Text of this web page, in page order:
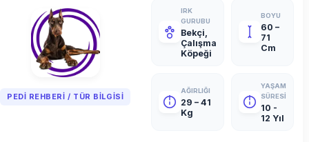
PEDI REHBERI / TÜR BILGISI
IRK
GURUBU
Bekçi,
Çalışma
Köpeği
BOYU
60 –
71
Cm
AĞIRLIĞI
29 – 41
Kg
YAŞAM
SÜRESI
10 -
12 Yıl